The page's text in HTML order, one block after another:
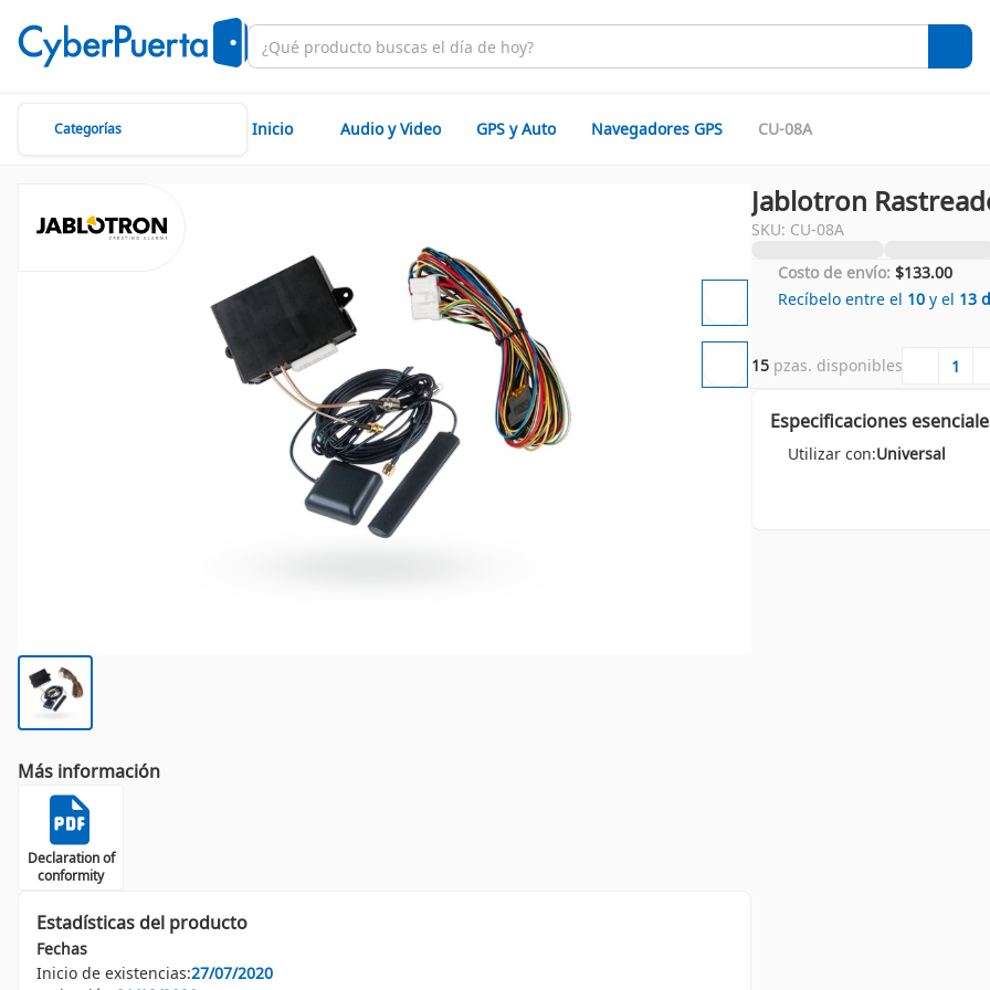
Categorías Inicio Audio y Video GPS y Auto Navegadores GPS CU-08A
Más información
Declaration of
conformity
Estadísticas del producto
Fechas
Inicio de existencias:27/07/2020
Jablotron
SKU: CU-08A
Costo de envío: $133.00
Recíbelo entre el 10 y el 13
15 pzas. disponibles
Especificaciones
Utilizar con:Universal